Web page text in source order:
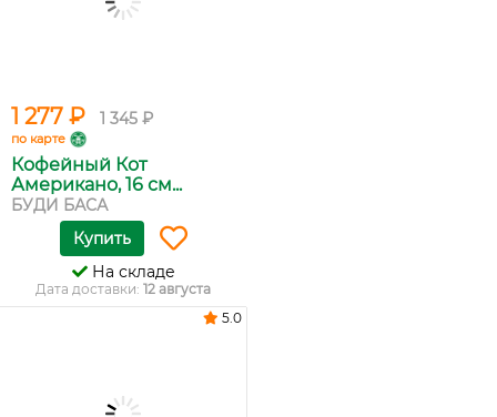
1 277 ₽ 1 345 ₽
по карте
Кофейный Кот
Американо, 16 см...
БУДИ БАСА
Купить
На складе
Дата доставки: 12 августа
5.0